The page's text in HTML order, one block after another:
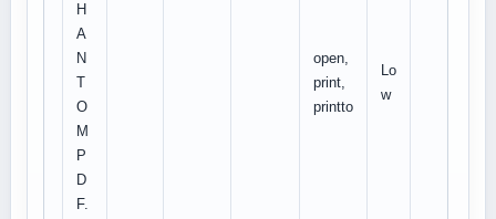
H
A
N
T
O
M
P
D
F.
open,
print,
printto
Lo
w